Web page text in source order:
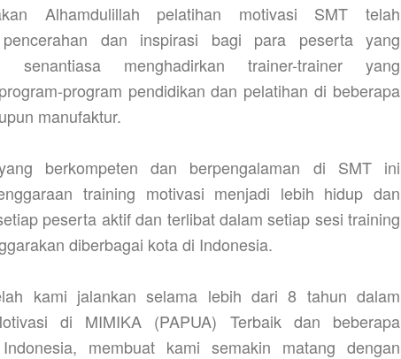
Alhamdulillah pelatihan motivasi SMT telah
pencerahan dan inspirasi bagi para peserta yang
senantiasa menghadirkan trainer-trainer yang
program pendidikan dan pelatihan di beberapa
manufaktur.
berkompeten dan berpengalaman di SMT ini
training motivasi menjadi lebih hidup dan
peserta aktif dan terlibat dalam setiap sesi training
diberbagai kota di Indonesia.
kami jalankan selama lebih dari 8 tahun dalam
di MIMIKA (PAPUA) Terbaik dan beberapa
membuat kami semakin matang dengan